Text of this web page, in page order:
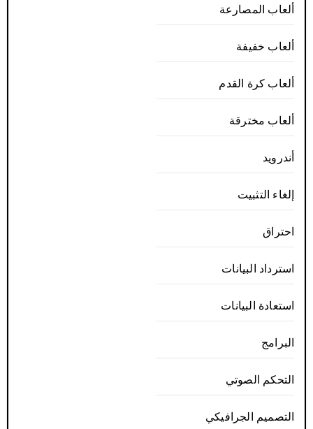
ألعاب المصارعة
ألعاب خفيفة
ألعاب كرة القدم
ألعاب مخترقة
أندرويد
إلغاء التثبيت
احتراق
استرداد البيانات
استعادة البيانات
البرامج
التحكم الصوتي
التصميم الجرافيكي